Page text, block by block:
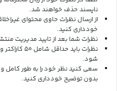
ناپسند حذف خواهند شد.
از ارسال نظرات حاوی محتوای
خودداری کنید.
نظرات شما بعد از تایید مدیریت
شود.
سعی کنید نظر خود را به طور کامل و
بدون توضیح خودداری کنید.